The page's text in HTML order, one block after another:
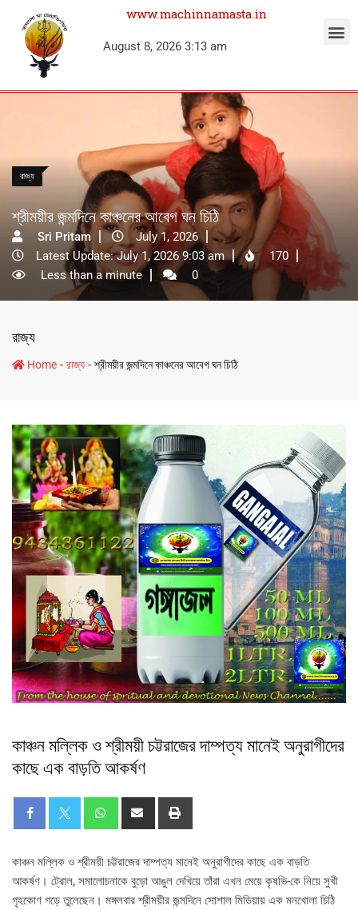
www.machinnamasta.in
August 8, 2026 3:13 am
রাজ্য
শ্রীময়ীর জন্মদিনে কাঞ্চনের আবেগ ঘন চিঠি
Sri Pritam
July 1, 2026
Latest Update: July 1, 2026 9:03 am
170
Less than a minute
0
রাজ্য
Home - রাজ্য -শ্রীময়ীর জন্মদিনে কাঞ্চনের আবেগ ঘন চিঠি
কাঞ্চন মল্লিক ও শ্রীময়ী চট্টরাজের দাম্পত্য মানেই অনুরাগীদের
কাছে এক বাড়তি আকর্ষণ
কাঞ্চন মল্লিক ও শ্রীময়ী চট্টরাজের দাম্পত্য মানেই অনুরাগীদের কাছে এক বাড়তি
আকর্ষণ। ট্রোল, সমালোচনাকে বুড়ো আঙুল দেখিয়ে তাঁরা এখন মেয়ে কৃষভি-কে নিয়ে সুখী
গৃহকোণ গড়ে তুলেছেন। মঙ্গলবার শ্রীময়ীর জন্মদিনে সোশাল মিডিয়ায় এক মনখোলা চিঠি